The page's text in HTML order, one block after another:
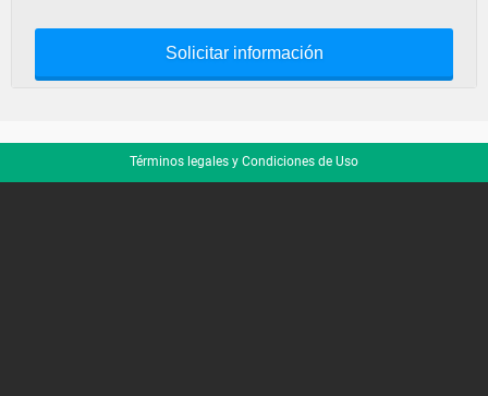
Solicitar información
Términos legales y Condiciones de Uso